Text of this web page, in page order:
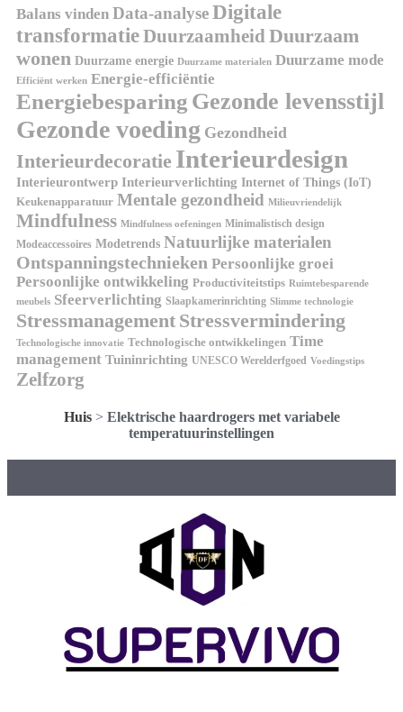
Balans vinden Data-analyseDigitale
transformatieDuurzaamheidDuurzaam
wonen Duurzame energie Duurzame materialen Duurzame mode
Efficiënt werken Energie-efficiëntie
Energiebesparing Gezonde levensstijl
Gezonde voeding Gezondheid
Interieurdecoratie Interieurdesign
Interieurontwerp Interieurverlichting Internet of Things (IoT)
Keukenapparatuur Mentale gezondheid Milieuvriendelijk
Mindfulness Mindfulness oefeningen Minimalistisch design
Modeaccessoires Modetrends Natuurlijke materialen
Ontspanningstechnieken Persoonlijke groei
Persoonlijke ontwikkeling Productiviteitstips Ruimtebesparende
meubels Sfeerverlichting Slaapkamerinrichting Slimme technologie
Stressmanagement Stressvermindering
Technologische innovatie Technologische ontwikkelingen Time
management Tuininrichting UNESCO Werelderfgoed Voedingstips
Zelfzorg
Huis> Elektrische haardrogers met variabele
temperatuurinstellingen